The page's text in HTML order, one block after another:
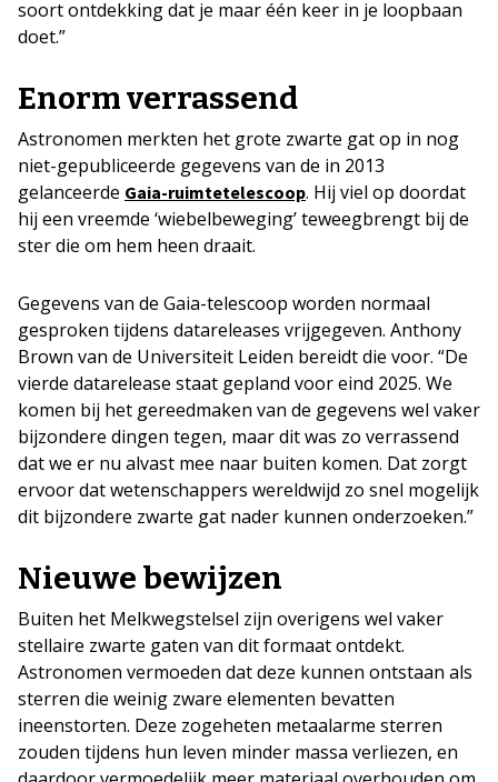
soort ontdekking dat je maar één keer in je loopbaan
doet.”
Enorm verrassend
Astronomen merkten het grote zwarte gat op in nog
niet-gepubliceerde gegevens van de in 2013
gelanceerde Gaia-ruimtetelescoop. Hij viel op doordat
hij een vreemde ‘wiebelbeweging’ teweegbrengt bij de
ster die om hem heen draait.
Gegevens van de Gaia-telescoop worden normaal
gesproken tijdens datareleases vrijgegeven. Anthony
Brown van de Universiteit Leiden bereidt die voor. “De
vierde datarelease staat gepland voor eind 2025. We
komen bij het gereedmaken van de gegevens wel vaker
bijzondere dingen tegen, maar dit was zo verrassend
dat we er nu alvast mee naar buiten komen. Dat zorgt
ervoor dat wetenschappers wereldwijd zo snel mogelijk
dit bijzondere zwarte gat nader kunnen onderzoeken.”
Nieuwe bewijzen
Buiten het Melkwegstelsel zijn overigens wel vaker
stellaire zwarte gaten van dit formaat ontdekt.
Astronomen vermoeden dat deze kunnen ontstaan als
sterren die weinig zware elementen bevatten
ineenstorten. Deze zogeheten metaalarme sterren
zouden tijdens hun leven minder massa verliezen, en